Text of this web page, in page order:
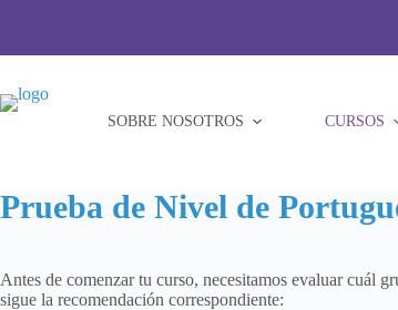
SOBRE NOSOTROS CURSOS
Prueba de Nivel de
Antes de comenzar tu curso, necesitamos evaluar cuál
sigue la recomendación correspondiente: